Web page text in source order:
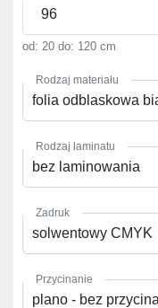
od: 20 do: 120 cm
Rodzaj materiału
folia odblaskowa
Rodzaj laminatu
bez laminowania
Zadruk
solwentowy CMYK
Przycinanie
plano - bez